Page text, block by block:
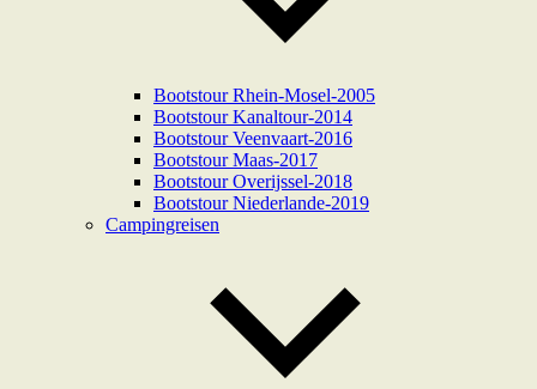
Bootstour Rhein-Mosel-2005
Bootstour Kanaltour-2014
Bootstour Veenvaart-2016
Bootstour Maas-2017
Bootstour Overijssel-2018
Bootstour Niederlande-2019
Campingreisen